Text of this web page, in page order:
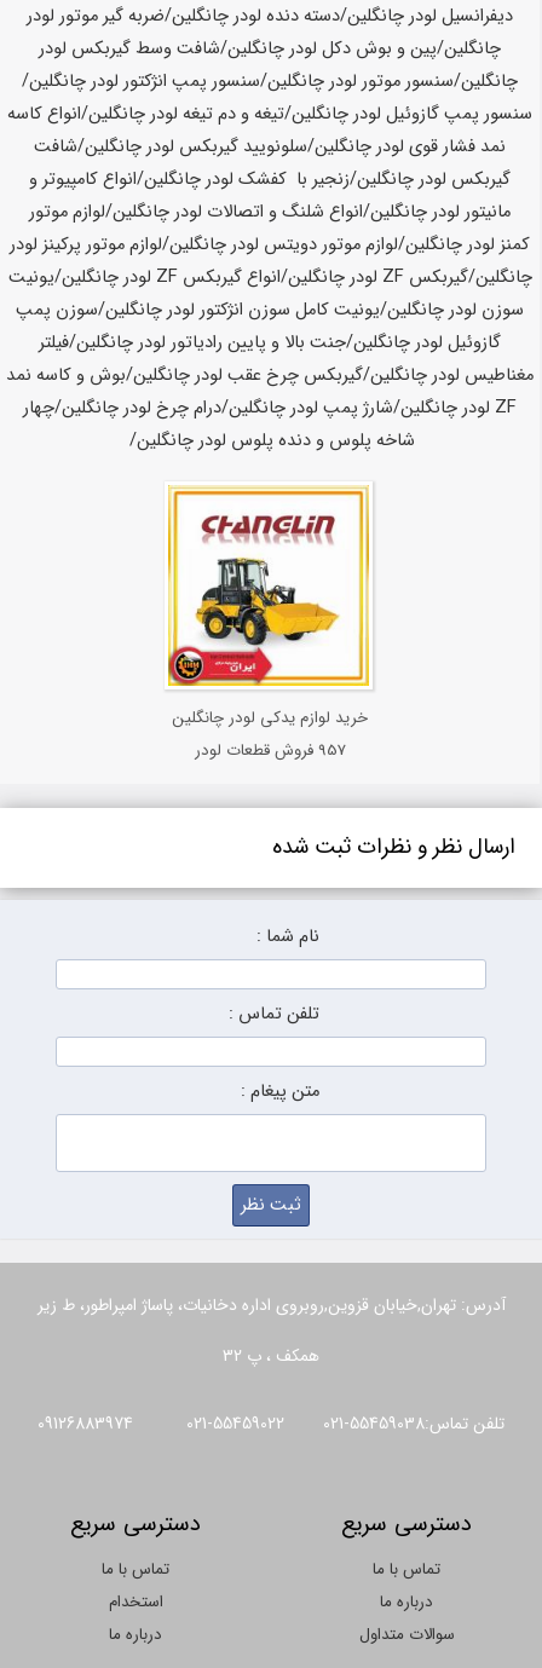
خرید لوازم یدکی لودر چانگلین
957 فروش قطعات لودر
ارسال نظر و نظرات ثبت شده
نام شما :
تلفن تماس :
متن پیغام :
آدرس: تهران,خیابان قزوین,روبروی اداره دخانیات، پاساژ امپراطور، ط زیر
همکف ، پ 32
تلفن تماس:55459038-021 55459022-021 09126883974
دسترسی سریع
تماس با ما
درباره ما
سوالات متداول
دسترسی سریع
تماس با ما
استخدام
درباره ما